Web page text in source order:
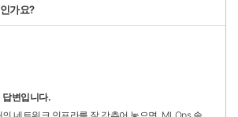
가요?
답변입니다.